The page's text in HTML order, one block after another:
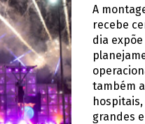
A
recebe
dia
também
grandes